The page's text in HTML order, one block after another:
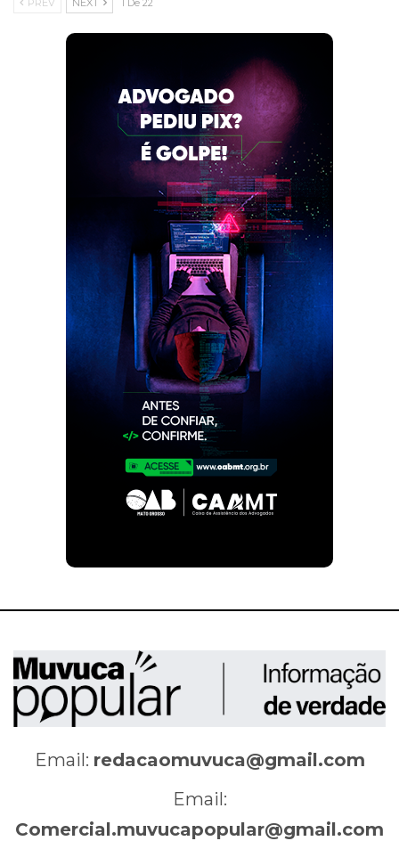
PREV NEXT 1 De 22
Email: redacaomuvuca@gmail.com
Email:
Comercial.muvucapopular@gmail.com